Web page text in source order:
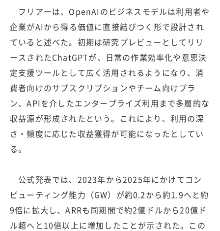
フリアーは、OpenAIのビジネスモデルは利用者や
企業がAIから得る価値に直接結びつく形で設計され
ていると述べた。初期は研究プレビューとしてリリ
ースされたChatGPTが、日常の作業効率化や意思決
定支援ツールとして広く活用されるようになり、消
費者向けのサブスクリプションやチーム向けプラ
ン、APIを介したエンタープライズ利用まで多層的な
収益源が形成されたという。これにより、利用の深
さ・頻度に応じた収益獲得が可能になったとしてい
る。
公式発表では、2023年から2025年にかけてコン
ピューティング能力（GW）が約0.2から約1.9へと約
9倍に拡大し、ARRも同期間で約2億ドルから20億ド
ル超へと10倍以上に増加したことが示された。この